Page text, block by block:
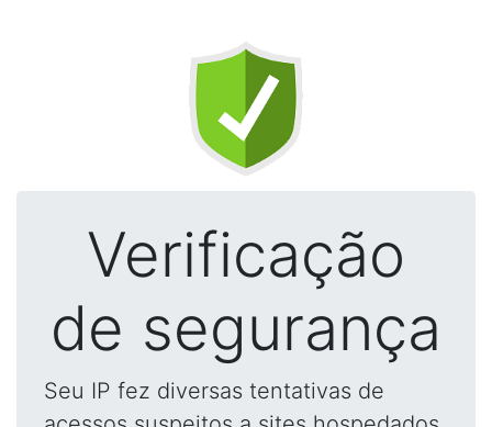
Verificação
de segurança
Seu IP fez diversas tentativas de